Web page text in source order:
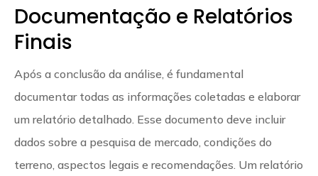
Documentação e Relatórios
Finais
Após a conclusão da análise, é fundamental
documentar todas as informações coletadas e elaborar
um relatório detalhado. Esse documento deve incluir
dados sobre a pesquisa de mercado, condições do
terreno, aspectos legais e recomendações. Um relatório